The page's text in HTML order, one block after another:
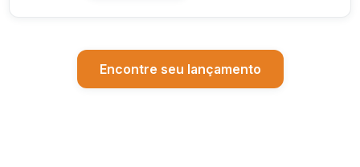
Encontre seu lançamento